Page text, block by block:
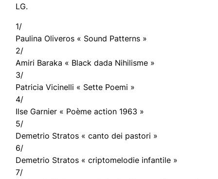
LG.
1/
Paulina Oliveros « Sound Patterns »
2/
Amiri Baraka « Black dada Nihilisme »
3/
Patricia Vicinelli « Sette Poemi »
4/
Ilse Garnier « Poème action 1963 »
5/
Demetrio Stratos « canto dei pastori »
6/
Demetrio Stratos « criptomelodie infantile »
7/